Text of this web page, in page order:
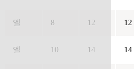
엘 8 12 12
엘 10 14 14